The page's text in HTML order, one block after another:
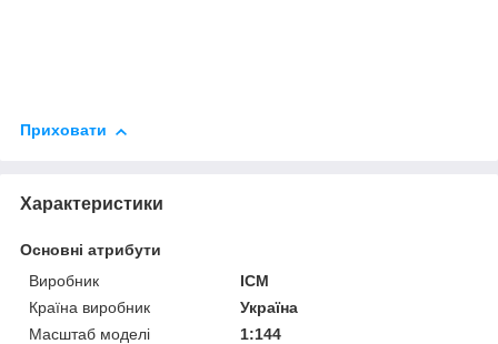
Приховати
Характеристики
Основні атрибути
Виробник
ICM
Країна виробник
Україна
Масштаб моделі
1:144